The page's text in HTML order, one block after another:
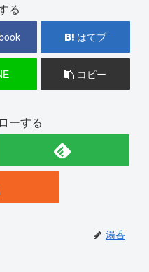
る
はてブ
コピー
ーする
湯呑